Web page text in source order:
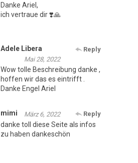
Danke Ariel,
ich vertraue dir ❣️🙏
Adele Libera
Reply
Mai 28, 2022
Wow tolle Beschreibung danke ,
hoffen wir das es eintrifft .
Danke Engel Ariel
mimi Reply
März 6, 2022
danke toll diese Seite als infos
zu haben dankeschön